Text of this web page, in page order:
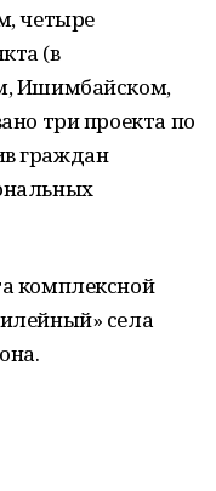
четыре
(в
Ишимбайском,
три проекта по
граждан
комплексной
села